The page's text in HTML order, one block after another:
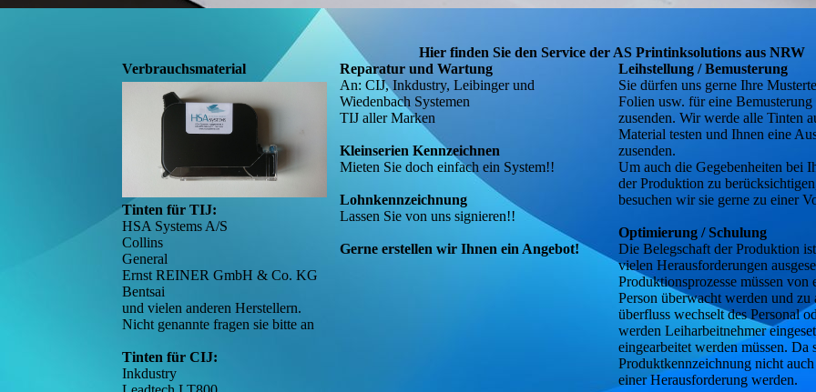
Hier finden Sie den Service der AS Printinksolutions aus NRW
Verbrauchsmaterial
Tinten für TIJ:
HSA Systems A/S
Collins
General
Ernst REINER GmbH & Co. KG
Bentsai
und vielen anderen Herstellern.
Nicht genannte fragen sie bitte an
Tinten für CIJ:
Inkdustry
Reparatur und Wartung
An: CIJ, Inkdustry, Leibinger und
Wiedenbach Systemen
TIJ aller Marken
Kleinserien Kennzeichnen
Mieten Sie doch einfach ein System!!
Lohnkennzeichnung
Lassen Sie von uns signieren!!
Gerne erstellen wir Ihnen ein Angebot!
Leihstellung / Bemusterung
Sie dürfen uns gerne Ihre
Folien usw. für eine Bemusterung
zusenden. Wir werde alle Tinten
Material testen und Ihnen eine
zusenden.
Um auch die Gegebenheiten bei
der Produktion zu
besuchen wir sie gerne zu einer
Optimierung / Schulung
Die Belegschaft der Produktion
vielen Herausforderungen
Produktionsprozesse müssen von
Person überwacht werden und zu
überfluss wechselt des Personal
werden Leiharbeitnehmer
eingearbeitet werden müssen. Da
Produktkenn­zeichnung nicht
einer Herausforderung werden.